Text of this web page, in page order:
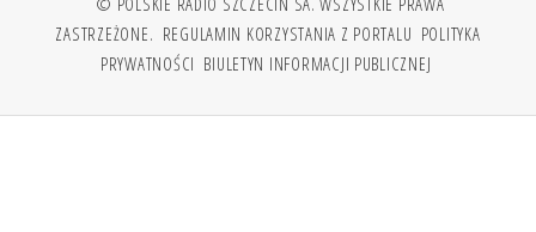
ZASTRZEŻONE. REGULAMIN KORZYSTANIA Z PORTALU POLITYKA
PRYWATNOŚCI BIULETYN INFORMACJI PUBLICZNEJ